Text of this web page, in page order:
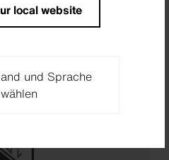
local website
und Sprache
wählen
Feuchtigkeit